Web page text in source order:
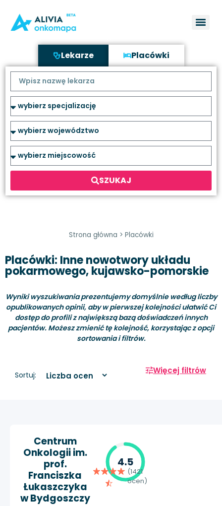
Lekarze Placówki
SZUKAJ
Strona główna > Placówki
Placówki: Inne nowotwory układu
pokarmowego, kujawsko-pomorskie
Wyniki wyszukiwania prezentujemy domyślnie według liczby
opublikowanych opinii, aby w pierwszej kolejności ułatwić Ci
dostęp do profili z największą bazą doświadczeń innych
pacjentów. Możesz zmienić tę kolejność, korzystając z opcji
sortowania i filtrów.
Sortuj: Więcej filtrów
Centrum
Onkologii im.
prof.
Franciszka
Łukaszczyka
w Bydgoszczy
4.5
(1421
ocen)